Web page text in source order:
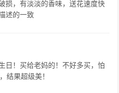
损，有淡淡的香味，送花速度快
述的一致
日！买给老妈的！不好多买，怕
结果超级美！